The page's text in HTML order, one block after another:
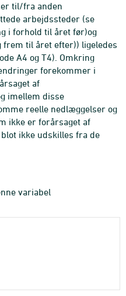
til/fra anden
arbejdssteder (se
i forhold til året før)og
til året efter)) ligeledes
A4 og T4). Omkring
forekommer i
af
imellem disse
reelle nedlæggelser og
ikke er forårsaget af
ikke udskilles fra de
variabel